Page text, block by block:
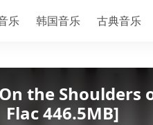
乐 韩国音乐 古典音乐
the
Flac 446.5MB]